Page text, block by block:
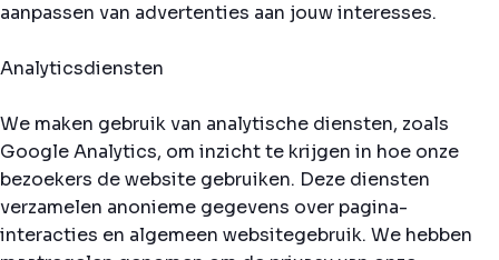
aanpassen van advertenties aan jouw interesses.
Analyticsdiensten
We maken gebruik van analytische diensten, zoals
Google Analytics, om inzicht te krijgen in hoe onze
bezoekers de website gebruiken. Deze diensten
verzamelen anonieme gegevens over pagina-
interacties en algemeen websitegebruik. We hebben